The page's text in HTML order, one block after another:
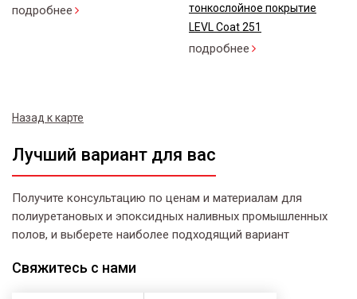
подробнее
тонкослойное покрытие
LEVL Coat 251
подробнее
Назад к карте
Лучший вариант для вас
Получите консультацию по ценам и материалам для
полиуретановых и эпоксидных наливных промышленных
полов, и выберете наиболее подходящий вариант
Свяжитесь с нами